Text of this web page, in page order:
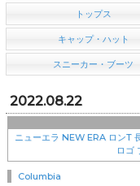
トップス
キャップ・ハット
スニーカー・ブーツ
2022.08.22
ニューエラ NEW ERA ロンT
ロゴ
Columbia